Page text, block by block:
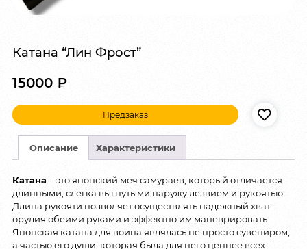
Катана “Лин Фрост”
15000 ₽
Предзаказ
Описание Характеристики
Катана – это японский меч самураев, который отличается
длинными, слегка выгнутыми наружу лезвием и рукоятью.
Длина рукояти позволяет осуществлять надежный хват
орудия обеими руками и эффектно им маневрировать.
Японская катана для воина являлась не просто сувениром,
а частью его души, которая была для него ценнее всех